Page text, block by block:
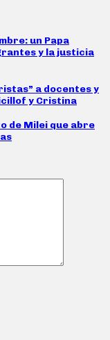
un Papa
y la justicia
a docentes y
y Cristina
de Milei que abre